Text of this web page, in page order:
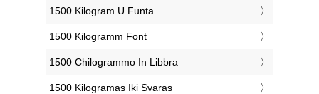
‎1500 Kilogram U Funta
‎1500 Kilogramm Font
‎1500 Chilogrammo In Libbra
‎1500 Kilogramas Iki Svaras